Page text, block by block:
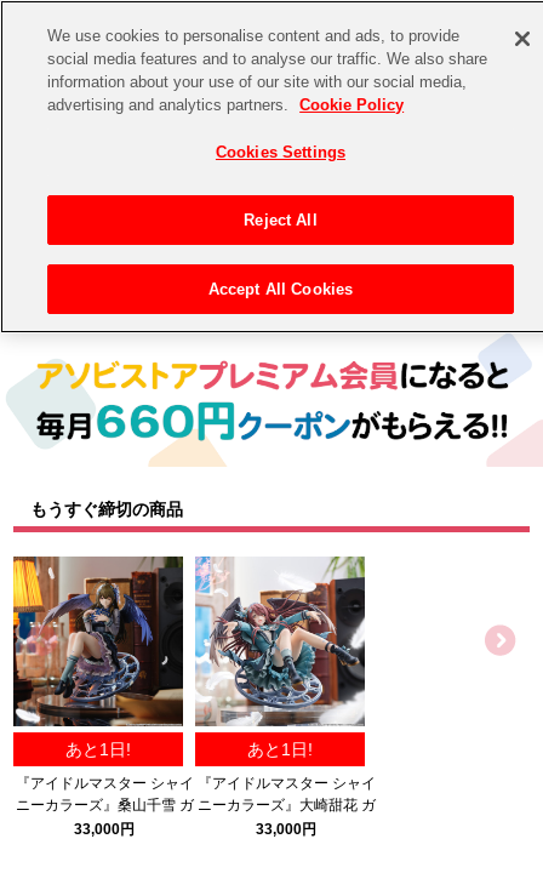
CHANNEL STORE EVENT
ゲーム 電子書籍
EVENT
ASOBI TICKET ASOBI STAGE
その他先行受付
プレミアム会員とは
アイドルマスターシリーズ
アイドルマスター
アイドルマスター ミリオンライブ！
アイドルマスター SideM
学園アイドルマスター
プロジェクトアイマス ヴイアライヴ
テイルズ オブ シリーズ
電音部
太鼓の達人
イベントグッズ
トイ・ホビー
> 商品ジャンル > トイ・ホビー(フィギュア＆ぬいぐるみ)
もうすぐ締切の商品
あと1日!
『アイドルマスター シャイ
ニーカラーズ』桑山千雪 ガ
ルディエーヌホワイトパー
33,000円
あと1日!
『アイドルマスター シャイ
ニーカラーズ』大崎甜花 ガ
ルディエーヌアメジスト
33,000円
We use cookies to personalise content and ads, to provide
social media features and to analyse our traffic. We also share
information about your use of our site with our social media,
advertising and analytics partners.
Cookie Policy
Cookies Settings
Reject All
Accept All Cookies